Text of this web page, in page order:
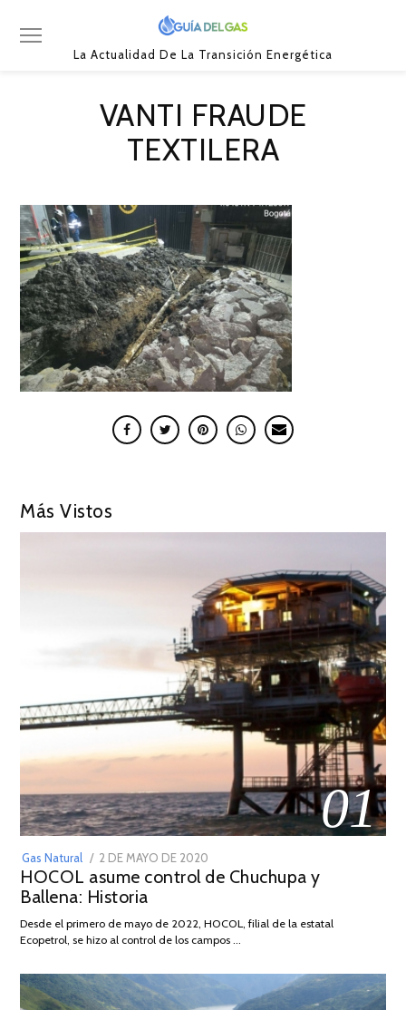
La Actualidad De La Transición Energética
VANTI FRAUDE
TEXTILERA
Más Vistos
01
Gas Natural
POSTED
ON
2 DE MAYO DE 2020
DE
2026
HOCOL asume control de Chuchupa y
Ballena: Historia
Desde el primero de mayo de 2022, HOCOL, filial de la estatal
Ecopetrol, se hizo al control de los campos …